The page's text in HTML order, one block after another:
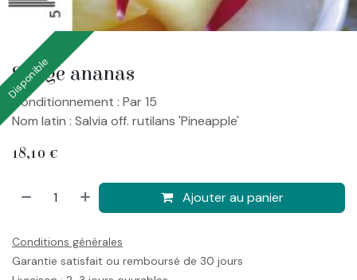
Sauge ananas
Disponible
Conditionnement : Par 15
Nom latin : Salvia off. rutilans 'Pineapple'
18,10 €
Ajouter au panier
Conditions générales
Garantie satisfait ou remboursé de 30 jours